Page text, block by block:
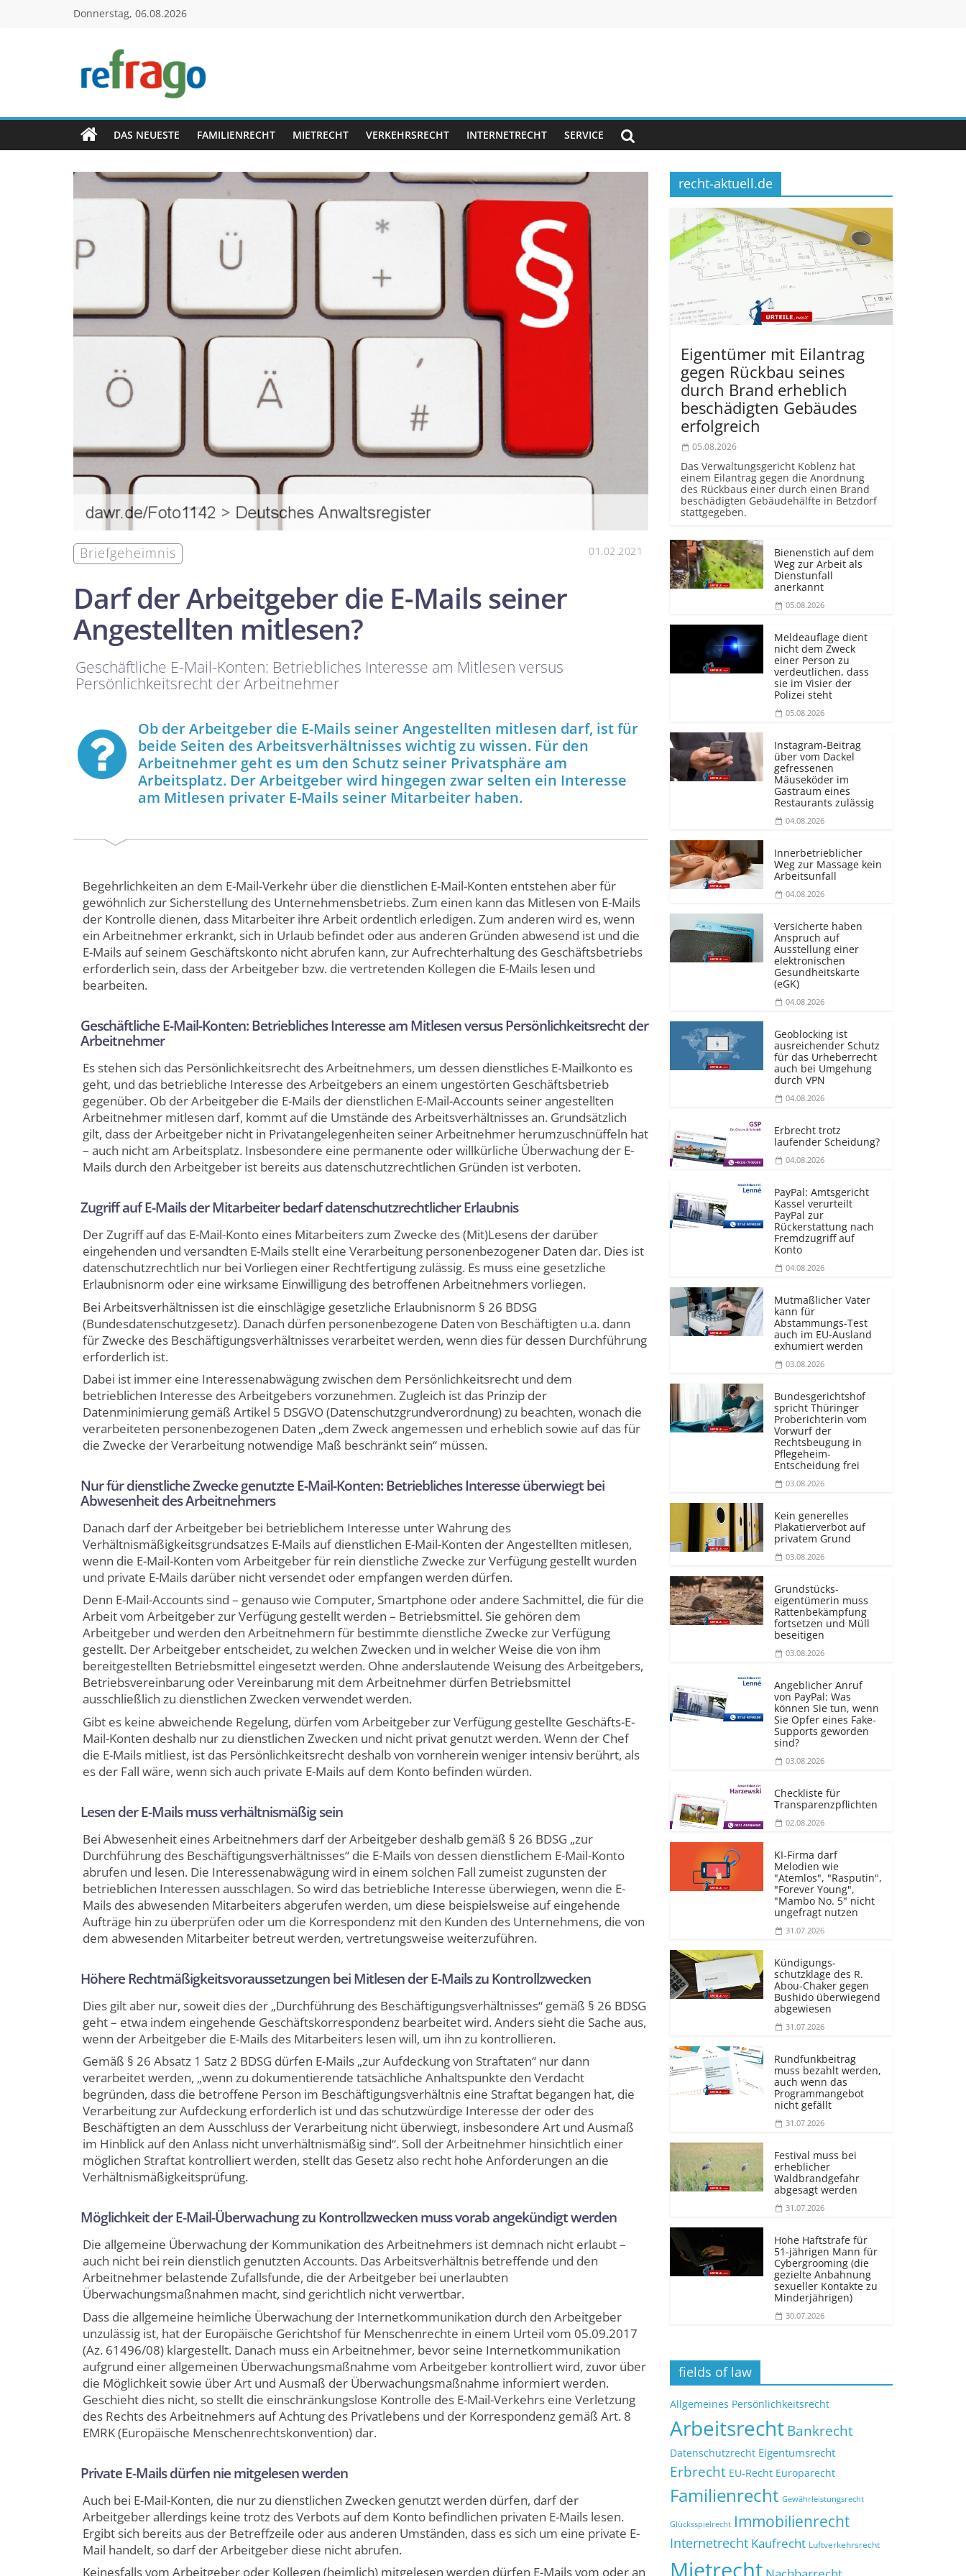
Donnerstag, 06.08.2026
refrago
Rechtsfragen
online
verständlich
erklärt
kostenlos
DAS NEUESTE FAMILIENRECHT MIETRECHT VERKEHRSRECHT INTERNETRECHT SERVICE
Briefgeheimnis 01.02.2021
Darf der Arbeitgeber die E-Mails seiner
Angestellten mitlesen?
Geschäftliche E-Mail-Konten: Betriebliches Interesse am Mitlesen versus
Persönlichkeitsrecht der Arbeitnehmer
Ob der Arbeitgeber die E-Mails seiner Angestellten mitlesen darf, ist für
beide Seiten des Arbeitsverhältnisses wichtig zu wissen. Für den
Arbeitnehmer geht es um den Schutz seiner Privatsphäre am
Arbeitsplatz. Der Arbeitgeber wird hingegen zwar selten ein Interesse
am Mitlesen privater E-Mails seiner Mitarbeiter haben.
Begehrlichkeiten an dem E-Mail-Verkehr über die dienstlichen E-Mail-Konten entstehen aber für
gewöhnlich zur Sicherstellung des Unternehmensbetriebs. Zum einen kann das Mitlesen von E-Mails
der Kontrolle dienen, dass Mitarbeiter ihre Arbeit ordentlich erledigen. Zum anderen wird es, wenn
ein Arbeitnehmer erkrankt, sich in Urlaub befindet oder aus anderen Gründen abwesend ist und die
E-Mails auf seinem Geschäftskonto nicht abrufen kann, zur Aufrechterhaltung des Geschäftsbetriebs
erforderlich sein, dass der Arbeitgeber bzw. die vertretenden Kollegen die E-Mails lesen und
bearbeiten.
Geschäftliche E-Mail-Konten: Betriebliches Interesse am Mitlesen versus Persönlichkeitsrecht der
Arbeitnehmer
Es stehen sich das Persönlichkeitsrecht des Arbeitnehmers, um dessen dienstliches E-Mailkonto es
geht, und das betriebliche Interesse des Arbeitgebers an einem ungestörten Geschäftsbetrieb
gegenüber. Ob der Arbeitgeber die E-Mails der dienstlichen E-Mail-Accounts seiner angestellten
Arbeitnehmer mitlesen darf, kommt auf die Umstände des Arbeitsverhältnisses an. Grundsätzlich
gilt, dass der Arbeitgeber nicht in Privatangelegenheiten seiner Arbeitnehmer herumzuschnüffeln hat
– auch nicht am Arbeitsplatz. Insbesondere eine permanente oder willkürliche Überwachung der E-
Mails durch den Arbeitgeber ist bereits aus datenschutzrechtlichen Gründen ist verboten.
Zugriff auf E-Mails der Mitarbeiter bedarf datenschutzrechtlicher Erlaubnis
Der Zugriff auf das E-Mail-Konto eines Mitarbeiters zum Zwecke des (Mit)Lesens der darüber
eingehenden und versandten E-Mails stellt eine Verarbeitung personenbezogener Daten dar. Dies ist
datenschutzrechtlich nur bei Vorliegen einer Rechtfertigung zulässig. Es muss eine gesetzliche
Erlaubnisnorm oder eine wirksame Einwilligung des betroffenen Arbeitnehmers vorliegen.
Bei Arbeitsverhältnissen ist die einschlägige gesetzliche Erlaubnisnorm § 26 BDSG
(Bundesdatenschutzgesetz). Danach dürfen personenbezogene Daten von Beschäftigten u.a. dann
für Zwecke des Beschäftigungsverhältnisses verarbeitet werden, wenn dies für dessen Durchführung
erforderlich ist.
Dabei ist immer eine Interessenabwägung zwischen dem Persönlichkeitsrecht und dem
betrieblichen Interesse des Arbeitgebers vorzunehmen. Zugleich ist das Prinzip der
Datenminimierung gemäß Artikel 5 DSGVO (Datenschutzgrundverordnung) zu beachten, wonach die
verarbeiteten personenbezogenen Daten „dem Zweck angemessen und erheblich sowie auf das für
die Zwecke der Verarbeitung notwendige Maß beschränkt sein“ müssen.
Nur für dienstliche Zwecke genutzte E-Mail-Konten: Betriebliches Interesse überwiegt bei
Abwesenheit des Arbeitnehmers
Danach darf der Arbeitgeber bei betrieblichem Interesse unter Wahrung des
Verhältnismäßigkeitsgrundsatzes E-Mails auf dienstlichen E-Mail-Konten der Angestellten mitlesen,
wenn die E-Mail-Konten vom Arbeitgeber für rein dienstliche Zwecke zur Verfügung gestellt wurden
und private E-Mails darüber nicht versendet oder empfangen werden dürfen.
Denn E-Mail-Accounts sind – genauso wie Computer, Smartphone oder andere Sachmittel, die für die
Arbeit vom Arbeitgeber zur Verfügung gestellt werden – Betriebsmittel. Sie gehören dem
Arbeitgeber und werden den Arbeitnehmern für bestimmte dienstliche Zwecke zur Verfügung
gestellt. Der Arbeitgeber entscheidet, zu welchen Zwecken und in welcher Weise die von ihm
bereitgestellten Betriebsmittel eingesetzt werden. Ohne anderslautende Weisung des Arbeitgebers,
Betriebsvereinbarung oder Vereinbarung mit dem Arbeitnehmer dürfen Betriebsmittel
ausschließlich zu dienstlichen Zwecken verwendet werden.
Gibt es keine abweichende Regelung, dürfen vom Arbeitgeber zur Verfügung gestellte Geschäfts-E-
Mail-Konten deshalb nur zu dienstlichen Zwecken und nicht privat genutzt werden. Wenn der Chef
die E-Mails mitliest, ist das Persönlichkeitsrecht deshalb von vornherein weniger intensiv berührt, als
es der Fall wäre, wenn sich auch private E-Mails auf dem Konto befinden würden.
Lesen der E-Mails muss verhältnismäßig sein
Bei Abwesenheit eines Arbeitnehmers darf der Arbeitgeber deshalb gemäß § 26 BDSG „zur
Durchführung des Beschäftigungsverhältnisses“ die E-Mails von dessen dienstlichem E-Mail-Konto
abrufen und lesen. Die Interessenabwägung wird in einem solchen Fall zumeist zugunsten der
betrieblichen Interessen ausschlagen. So wird das betriebliche Interesse überwiegen, wenn die E-
Mails des abwesenden Mitarbeiters abgerufen werden, um diese beispielsweise auf eingehende
Aufträge hin zu überprüfen oder um die Korrespondenz mit den Kunden des Unternehmens, die von
dem abwesenden Mitarbeiter betreut werden, vertretungsweise weiterzuführen.
Höhere Rechtmäßigkeitsvoraussetzungen bei Mitlesen der E-Mails zu Kontrollzwecken
Dies gilt aber nur, soweit dies der „Durchführung des Beschäftigungsverhältnisses“ gemäß § 26 BDSG
geht – etwa indem eingehende Geschäftskorrespondenz bearbeitet wird. Anders sieht die Sache aus,
wenn der Arbeitgeber die E-Mails des Mitarbeiters lesen will, um ihn zu kontrollieren.
Gemäß § 26 Absatz 1 Satz 2 BDSG dürfen E-Mails „zur Aufdeckung von Straftaten“ nur dann
verarbeitet werden, „wenn zu dokumentierende tatsächliche Anhaltspunkte den Verdacht
begründen, dass die betroffene Person im Beschäftigungsverhältnis eine Straftat begangen hat, die
Verarbeitung zur Aufdeckung erforderlich ist und das schutzwürdige Interesse der oder des
Beschäftigten an dem Ausschluss der Verarbeitung nicht überwiegt, insbesondere Art und Ausmaß
im Hinblick auf den Anlass nicht unverhältnismäßig sind“. Soll der Arbeitnehmer hinsichtlich einer
möglichen Straftat kontrolliert werden, stellt das Gesetz also recht hohe Anforderungen an die
Verhältnismäßigkeitsprüfung.
Möglichkeit der E-Mail-Überwachung zu Kontrollzwecken muss vorab angekündigt werden
Die allgemeine Überwachung der Kommunikation des Arbeitnehmers ist demnach nicht erlaubt –
auch nicht bei rein dienstlich genutzten Accounts. Das Arbeitsverhältnis betreffende und den
Arbeitnehmer belastende Zufallsfunde, die der Arbeitgeber bei unerlaubten
Überwachungsmaßnahmen macht, sind gerichtlich nicht verwertbar.
Dass die allgemeine heimliche Überwachung der Internetkommunikation durch den Arbeitgeber
unzulässig ist, hat der Europäische Gerichtshof für Menschenrechte in einem Urteil vom 05.09.2017
(Az. 61496/08) klargestellt. Danach muss ein Arbeitnehmer, bevor seine Internetkommunikation
aufgrund einer allgemeinen Überwachungsmaßnahme vom Arbeitgeber kontrolliert wird, zuvor über
die Möglichkeit sowie über Art und Ausmaß der Überwachungsmaßnahme informiert werden.
Geschieht dies nicht, so stellt die einschränkungslose Kontrolle des E-Mail-Verkehrs eine Verletzung
des Rechts des Arbeitnehmers auf Achtung des Privatlebens und der Korrespondenz gemäß Art. 8
EMRK (Europäische Menschenrechtskonvention) dar.
Private E-Mails dürfen nie mitgelesen werden
Auch bei E-Mail-Konten, die nur zu dienstlichen Zwecken genutzt werden dürfen, darf der
Arbeitgeber allerdings keine trotz des Verbots auf dem Konto befindlichen privaten E-Mails lesen.
Ergibt sich bereits aus der Betreffzeile oder aus anderen Umständen, dass es sich um eine private E-
Mail handelt, so darf der Arbeitgeber diese nicht abrufen.
Keinesfalls vom Arbeitgeber oder Kollegen (heimlich) mitgelesen werden dürfen E-Mails vom oder an
recht-aktuell.de
Eigentümer mit Eilantrag
gegen Rückbau seines
durch Brand erheblich
beschädigten Gebäudes
erfolgreich
05.08.2026
Das Verwaltungsgericht Koblenz hat
einem Eilantrag gegen die Anordnung
des Rückbaus einer durch einen Brand
beschädigten Gebäudehälfte in Betzdorf
stattgegeben.
Bienenstich auf dem
Weg zur Arbeit als
Dienstunfall
anerkannt
05.08.2026
Meldeauflage dient
nicht dem Zweck
einer Person zu
verdeutlichen, dass
sie im Visier der
Polizei steht
05.08.2026
Instagram-Beitrag
über vom Dackel
gefressenen
Mäuseköder im
Gastraum eines
Restaurants zulässig
04.08.2026
Innerbetrieblicher
Weg zur Massage kein
Arbeitsunfall
04.08.2026
Versicherte haben
Anspruch auf
Ausstellung einer
elektronischen
Gesundheitskarte
(eGK)
04.08.2026
Geoblocking ist
ausreichender Schutz
für das Urheberrecht
auch bei Umgehung
durch VPN
04.08.2026
Erbrecht trotz
laufender Scheidung?
04.08.2026
PayPal: Amtsgericht
Kassel verurteilt
PayPal zur
Rückerstattung nach
Fremdzugriff auf
Konto
04.08.2026
Mutmaßlicher Vater
kann für
Abstammungs-Test
auch im EU-Ausland
exhumiert werden
03.08.2026
Bundesgerichtshof
spricht Thüringer
Proberichterin vom
Vorwurf der
Rechtsbeugung in
Pflegeheim-
Entscheidung frei
03.08.2026
Kein generelles
Plakatierverbot auf
privatem Grund
03.08.2026
Grundstücks­
eigentümerin muss
Rattenbekämpfung
fortsetzen und Müll
beseitigen
03.08.2026
Angeblicher Anruf
von PayPal: Was
können Sie tun, wenn
Sie Opfer eines Fake-
Supports geworden
sind?
03.08.2026
Checkliste für
Transparenz­pflichten
02.08.2026
KI-Firma darf
Melodien wie
"Atemlos", "Rasputin",
"Forever Young",
"Mambo No. 5" nicht
ungefragt nutzen
31.07.2026
Kündigungs­
schutzklage des R.
Abou-Chaker gegen
Bushido überwiegend
abgewiesen
31.07.2026
Rundfunkbeitrag
muss bezahlt werden,
auch wenn das
Programmangebot
nicht gefällt
31.07.2026
Festival muss bei
erheblicher
Waldbrandgefahr
abgesagt werden
31.07.2026
Hohe Haftstrafe für
51-jährigen Mann für
Cybergrooming (die
gezielte Anbahnung
sexueller Kontakte zu
Minderjährigen)
30.07.2026
fields of law
Allgemeines Persönlichkeitsrecht
ArbeitsrechtBankrecht
Datenschutzrecht Eigentumsrecht
Erbrecht EU-Recht Europarecht
Familienrecht Gewährleistungsrecht
Glücksspielrecht Immobilienrecht
Internetrecht Kaufrecht Luftverkehrsrecht
Mietrecht